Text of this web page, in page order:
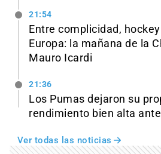
21:54
Entre complicidad,
Europa: la mañana de la
Mauro Icardi
21:36
Los Pumas dejaron su
rendimiento bien alta
Ver todas las noticias